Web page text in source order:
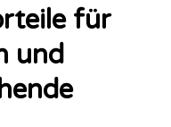
für
und